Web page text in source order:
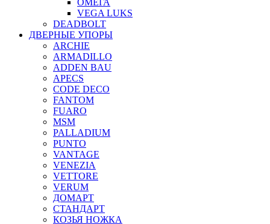
VEGA LUKS
DEADBOLT
ДВЕРНЫЕ УПОРЫ
ARCHIE
ARMADILLO
ADDEN BAU
APECS
CODE DECO
FANTOM
FUARO
MSM
PALLADIUM
PUNTO
VANTAGE
VENEZIA
VETTORE
VERUM
ДОМАРТ
СТАНДАРТ
КОЗЬЯ НОЖКА